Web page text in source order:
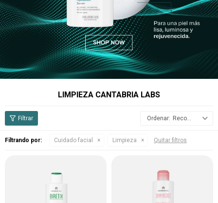
LIMPIEZA CANTABRIA LABS
Recomendados
Filtrando por: Cuidado facial Limpieza Quitar filtros